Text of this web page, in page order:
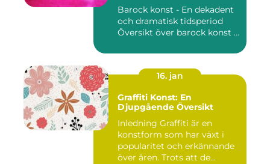
Barock konst - En dekadent
och dramatisk tidsperiod
Översikt över barock konst ...
16. jan
Graffiti Konst: En
Djupgående Översikt
Inledning Graffiti är en
konstform som har växt i
popularitet och erkännande
över åren. Trots att de...